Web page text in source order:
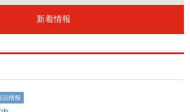
新着情報
品情報